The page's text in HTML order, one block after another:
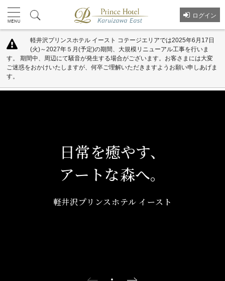
ログイン
軽井沢プリンスホテル イースト コテージエリアでは2025年6月17日
(火)～2027年５月(予定)の期間、大規模リニューアル工事を行いま
す。 期間中、周辺にて騒音が発生する場合がございます。お客さまには大変
ご迷惑をおかけいたしますが、何卒ご理解いただきますようお願い申しあげま
す。
日常を癒やす、
アートな森へ。
軽井沢プリンスホテル イースト